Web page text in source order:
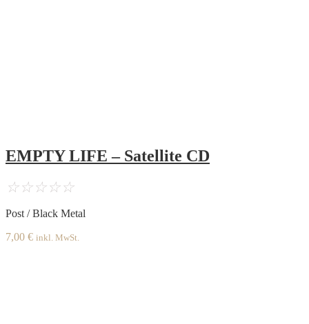
EMPTY LIFE – Satellite CD
☆☆☆☆☆
Post / Black Metal
7,00 € inkl. MwSt.